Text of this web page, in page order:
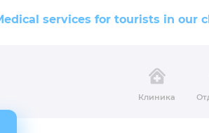
services for tourists in our
Клиника